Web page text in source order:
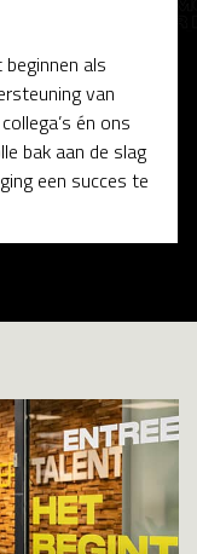
als
van
én ons
bak aan de slag
een succes te